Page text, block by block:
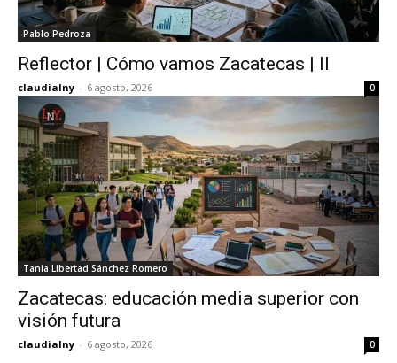
Pablo Pedroza
Reflector | Cómo vamos Zacatecas | II
claudialny - 6 agosto, 2026 0
Tania Libertad Sánchez Romero
Zacatecas: educación media superior con
visión futura
claudialny - 6 agosto, 2026 0